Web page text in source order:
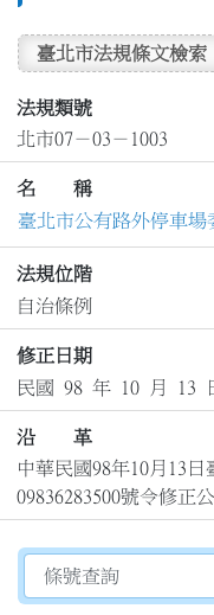
臺北市法規條文檢索
法規類號
北市07－03－1003
名 稱
臺北市公有路外停車場
法規位階
自治條例
修正日期
民國 98 年 10 月 13
沿 革
中華民國98年10月13
09836283500號令修正
切換選擇法規資訊內容